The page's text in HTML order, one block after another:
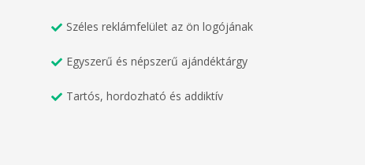
Széles reklámfelület az ön logójának
Egyszerű és népszerű ajándéktárgy
Tartós, hordozható és addiktív